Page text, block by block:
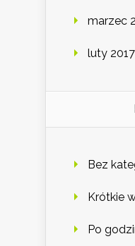
marzec
luty 2017
Bez
Krótkie
Po